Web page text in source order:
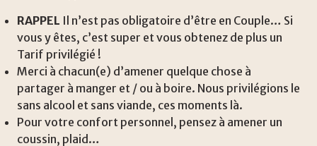
RAPPEL Il n’est pas obligatoire d’être en Couple… Si
vous y êtes, c’est super et vous obtenez de plus un
Tarif privilégié !
Merci à chacun(e) d’amener quelque chose à
partager à manger et / ou à boire. Nous privilégions le
sans alcool et sans viande, ces moments là.
Pour votre confort personnel, pensez à amener un
coussin, plaid…